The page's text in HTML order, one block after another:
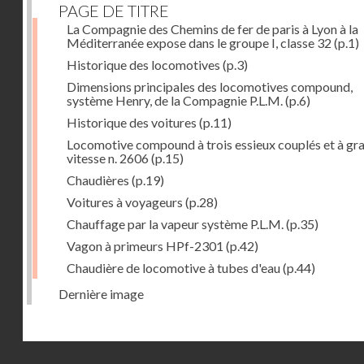
PAGE DE TITRE
La Compagnie des Chemins de fer de paris à Lyon à la
Méditerranée expose dans le groupe I, classe 32 (p.1)
Historique des locomotives (p.3)
Dimensions principales des locomotives compound,
système Henry, de la Compagnie P.L.M. (p.6)
Historique des voitures (p.11)
Locomotive compound à trois essieux couplés et à
vitesse n. 2606 (p.15)
Chaudières (p.19)
Voitures à voyageurs (p.28)
Chauffage par la vapeur système P.L.M. (p.35)
Vagon à primeurs HPf-2301 (p.42)
Chaudière de locomotive à tubes d'eau(p.44)
Dernière image